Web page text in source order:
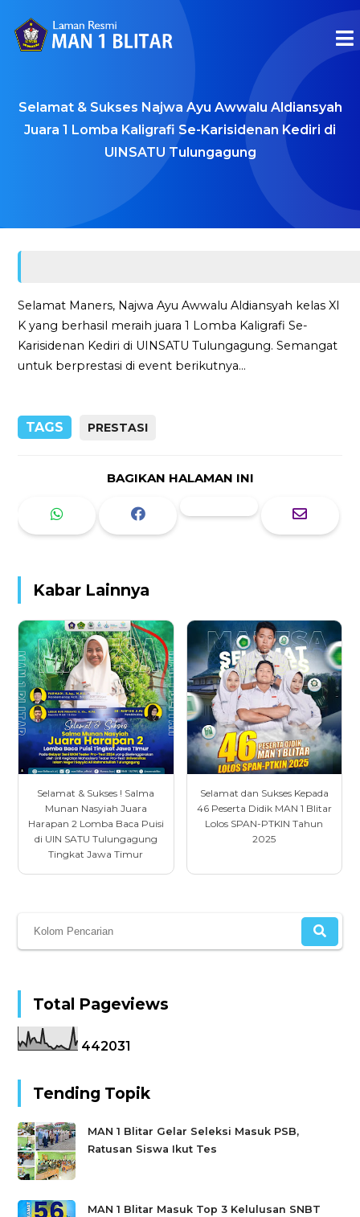
Selamat & Sukses Najwa Ayu Awwalu Aldiansyah
Juara 1 Lomba Kaligrafi Se-Karisidenan Kediri di
UINSATU Tulungagung
Selamat Maners, Najwa Ayu Awwalu Aldiansyah kelas XI
K yang berhasil meraih juara 1 Lomba Kaligrafi Se-
Karisidenan Kediri di UINSATU Tulungagung. Semangat
untuk berprestasi di event berikutnya...
TAGS PRESTASI
BAGIKAN HALAMAN INI
Kabar Lainnya
Selamat & Sukses ! Salma
Munan Nasyiah Juara
Harapan 2 Lomba Baca Puisi
di UIN SATU Tulungagung
Tingkat Jawa Timur
Selamat dan Sukses Kepada
46 Peserta Didik MAN 1 Blitar
Lolos SPAN-PTKIN Tahun
2025
Total Pageviews
442031
Tending Topik
MAN 1 Blitar Gelar Seleksi Masuk PSB,
Ratusan Siswa Ikut Tes
MAN 1 Blitar Masuk Top 3 Kelulusan SNBT